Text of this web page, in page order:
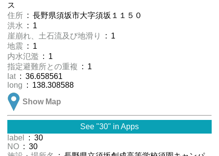
ス
住所 : 長野県須坂市大字須坂１１５０
洪水
: 1
崖崩れ、土石流及び地滑り
: 1
地震 : 1
内水氾濫 : 1
指定避難所との重複 : 1
lat : 36.658561
long : 138.308588
Show Map
See "30" in Apps
label
: 30
NO : 30